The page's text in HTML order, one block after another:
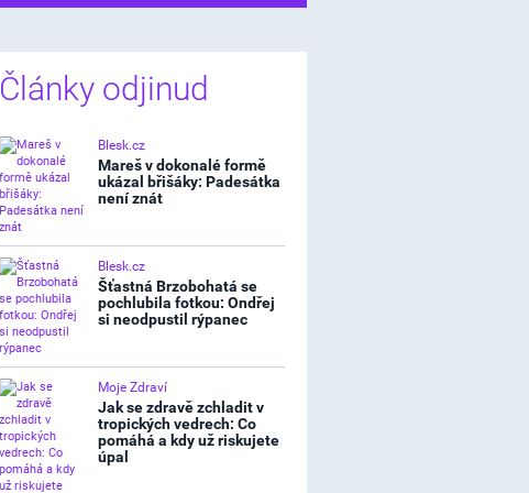
Články odjinud
Blesk.cz
Mareš v dokonalé formě
ukázal břišáky: Padesátka
není znát
Blesk.cz
Šťastná Brzobohatá se
pochlubila fotkou: Ondřej
si neodpustil rýpanec
Moje Zdraví
Jak se zdravě zchladit v
tropických vedrech: Co
pomáhá a kdy už riskujete
úpal